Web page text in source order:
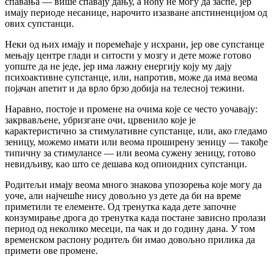
имају периоде несанице, нарочито изазване апстиненцијом од
ових супстанци.
Неки од њих имају и поремећаје у исхрани, јер ове супстанце
мењају центре глади и ситости у мозгу и дете може готово
уопште да не једе, јер има лажну енергију коју му дају
психоактивне супстанце, или, напротив, може да има веома
појачан апетит и да врло брзо добија на телесној тежини.
Наравно, постоје и промене на очима које се често уочавају:
закрвављене, убризгане очи, црвенило које је
карактеристично за стимулативне супстанце, или, ако гледамо
зеницу, можемо имати или веома проширену зеницу — такође
типичну за стимулансе — или веома сужену зеницу, готово
невидљиву, као што се дешава код опиоидних супстанци.
Родитељи имају веома много знакова упозорења које могу да
уоче, али најчешће нису довољно уз дете да би на време
приметили те елементе. Од тренутка када дете започне
конзумирање дрога до тренутка када постане зависно пролази
период од неколико месеци, па чак и до годину дана. У том
временском распону родитељ би имао довољно прилика да
примети ове промене.